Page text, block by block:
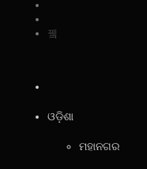
ଓଡ଼ିଶା
ମହାନଗର